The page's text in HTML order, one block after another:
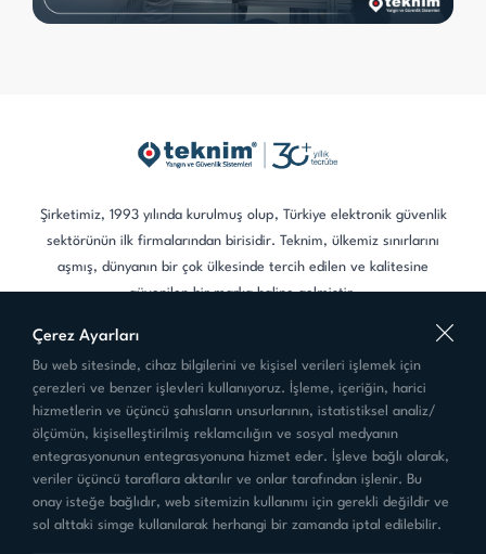
Çerez Ayarları
Bu web sitesinde, cihaz bilgilerini ve kişisel verileri işlemek için
çerezleri ve benzer işlevleri kullanıyoruz. İşleme, içeriğin, harici
hizmetlerin ve üçüncü şahısların unsurlarının, istatistiksel analiz/
ölçümün, kişiselleştirilmiş reklamcılığın ve sosyal medyanın
entegrasyonunun entegrasyonuna hizmet eder. İşleve bağlı olarak,
veriler üçüncü taraflara aktarılır ve onlar tarafından işlenir. Bu
onay isteğe bağlıdır, web sitemizin kullanımı için gerekli değildir ve
sol alttaki simge kullanılarak herhangi bir zamanda iptal edilebilir.
Şirketimiz, 1993 yılında kurulmuş olup, Türkiye elektronik güvenlik
sektörünün ilk firmalarından birisidir. Teknim, ülkemiz sınırlarını
aşmış, dünyanın bir çok ülkesinde tercih edilen ve kalitesine
güvenilen bir marka haline gelmiştir.
+90 216 455 88 46
satis@teknim.com
Dudullu Organize Sanayi Bölge Mahallesi
1.Cadde No:6/1 Ümraniye-İSTANBUL